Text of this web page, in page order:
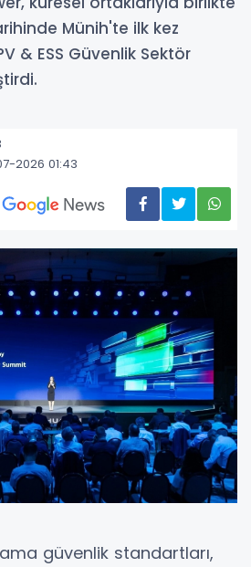
Münih'te ilk kez
& ESS Güvenlik Sektör
2026 01:43
güvenlik standartları,